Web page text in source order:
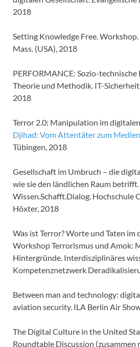
2018
Setting Knowledge Free. Workshop.
Mass. (USA), 2018
PERFORMANCE: Sozio-
Theorie und Methodik. IT-
2018
Terror 2.0: Manipulation im digitalen
Djihad: Vom Attentäter zum
Tübingen, 2018
Gesellschaft im Umbruch – die
wie sie den ländlichen Raum
Wissen.Schafft.Dialog. Hochschule
Höxter, 2018
Was ist Terror? Worte und Taten im
Workshop Terrorismus und Amok:
Hintergründe. Interdisziplinäres
Kompetenznetzwerk
Between man and technology:
aviation security. ILA Berlin Air
The Digital Culture in the United
Roundtable Discussion (zusammen